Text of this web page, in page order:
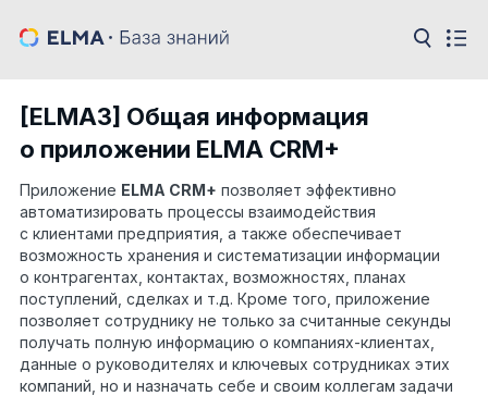
[ELMA3] Общая информация
о приложении ELMA CRM+
Приложение ELMA CRM+ позволяет эффективно
автоматизировать процессы взаимодействия
с клиентами предприятия, а также обеспечивает
возможность хранения и систематизации информации
о контрагентах, контактах, возможностях, планах
поступлений, сделках и т.д. Кроме того, приложение
позволяет сотруднику не только за считанные секунды
получать полную информацию о компаниях-клиентах,
данные о руководителях и ключевых сотрудниках этих
компаний, но и назначать себе и своим коллегам задачи